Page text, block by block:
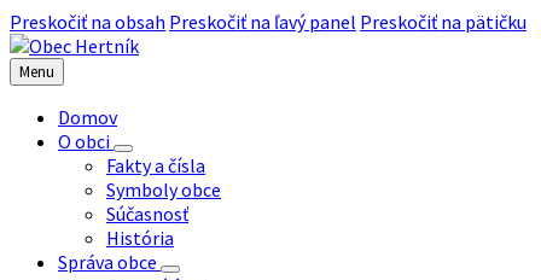
Preskočiť na obsah Preskočiť na ľavý panel Preskočiť na pätičku
Menu
Domov
O obci
Fakty a čísla
Symboly obce
Súčasnosť
História
Správa obce